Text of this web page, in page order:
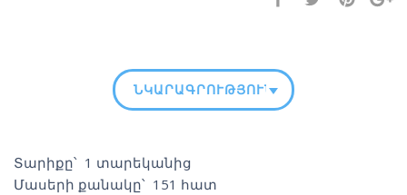
ՆԿԱՐԱԳՐՈՒԹՅՈՒՆ
Տարիքը՝ 1 տարեկանից
Մասերի քանակը՝ 151 հատ